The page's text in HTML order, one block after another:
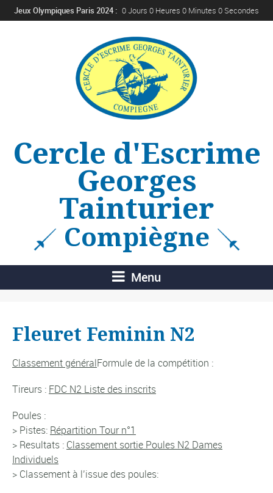
Jeux Olympiques Paris 2024 : 0 Jours 0 Heures 0 Minutes 0 Secondes
Cercle d'Escrime
Georges
Tainturier
Compiègne
Menu
Fleuret Feminin N2
Classement généralFormule de la compétition :
Tireurs : FDC N2 Liste des inscrits
Poules :
> Pistes: Répartition Tour n°1
> Resultats : Classement sortie Poules N2 Dames
Individuels
> Classement à l’issue des poules: